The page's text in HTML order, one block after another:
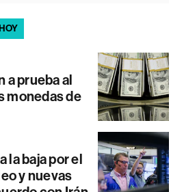
a prueba al
monedas de
la baja por el
y nuevas